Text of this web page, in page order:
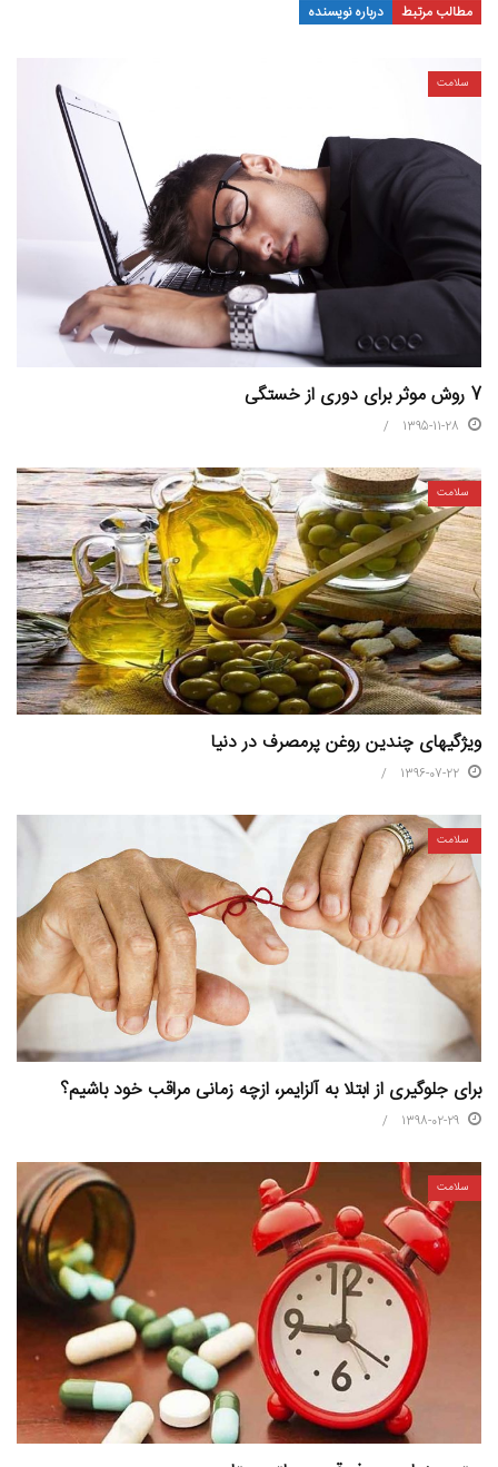
مطالب مرتبط درباره نویسنده
سلامت
7 روش موثر برای دوری از خستگی
1395-11-28
سلامت
ویژگیهای چندین روغن پرمصرف در دنیا
1396-07-22
سلامت
برای جلوگیری از ابتلا به آلزایمر، ازچه زمانی مراقب خود باشیم؟
1398-02-29
سلامت